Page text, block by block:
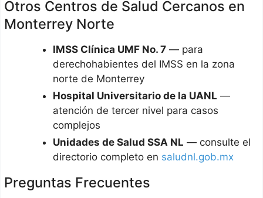
Otros Centros de Salud Cercanos en
Monterrey Norte
IMSS Clínica UMF No. 7 — para
derechohabientes del IMSS en la zona
norte de Monterrey
Hospital Universitario de la UANL —
atención de tercer nivel para casos
complejos
Unidades de Salud SSA NL — consulte el
directorio completo en saludnl.gob.mx
Preguntas Frecuentes